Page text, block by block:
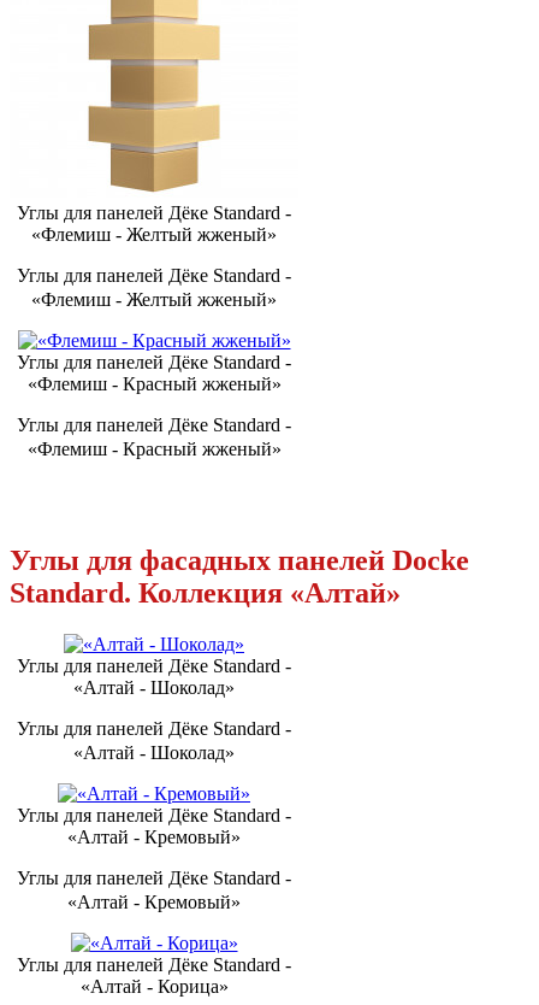
Углы для панелей Дёке Standard -
«Флемиш - Желтый жженый»
Углы для панелей Дёке Standard -
«Флемиш - Желтый жженый»
Углы для панелей Дёке Standard -
«Флемиш - Красный жженый»
Углы для панелей Дёке Standard -
«Флемиш - Красный жженый»
Углы для фасадных панелей Docke
Standard. Коллекция «Алтай»
Углы для панелей Дёке Standard -
«Алтай - Шоколад»
Углы для панелей Дёке Standard -
«Алтай - Шоколад»
Углы для панелей Дёке Standard -
«Алтай - Кремовый»
Углы для панелей Дёке Standard -
«Алтай - Кремовый»
Углы для панелей Дёке Standard -
«Алтай - Корица»